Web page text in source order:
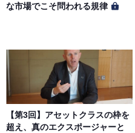
な市場でこそ問われる規律
【第3回】アセットクラスの枠を
超え、真のエクスポージャーと